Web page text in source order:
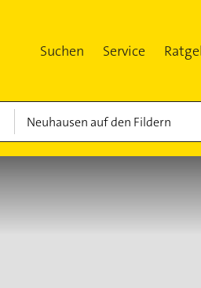
Suchen Service